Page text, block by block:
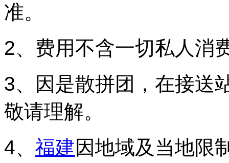
准。
2、费用不含一切私人消
3、因是散拼团，在接送
敬请理解。
4、 福建因地域及当地限